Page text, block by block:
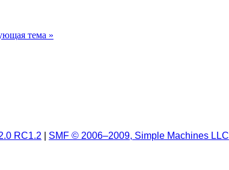
тема »
RC1.2
SMF © 2006–2009, Simple Machines LLC